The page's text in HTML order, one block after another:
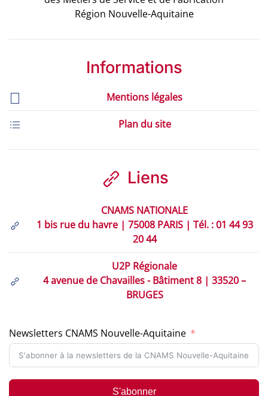
Région Nouvelle-Aquitaine
Informations
Mentions légales
Plan du site
Liens
CNAMS NATIONALE
1 bis rue du havre | 75008 PARIS | Tél. : 01 44 93
20 44
U2P Régionale
4 avenue de Chavailles - Bâtiment 8 | 33520 –
BRUGES
Newsletters CNAMS Nouvelle-Aquitaine
S'abonner